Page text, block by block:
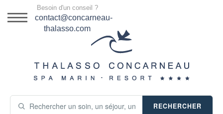
DESTINATION
SÉJOURS THALASSO
Besoin d'un conseil ?
contact@concarneau-
thalasso.com
RECHERCHER